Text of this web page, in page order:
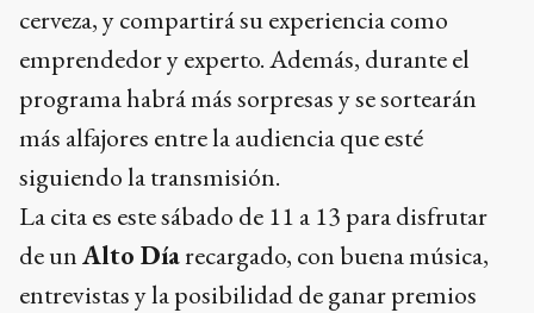
cerveza, y compartirá su experiencia como
emprendedor y experto. Además, durante el
programa habrá más sorpresas y se sortearán
más alfajores entre la audiencia que esté
siguiendo la transmisión.
La cita es este sábado de 11 a 13 para disfrutar
de unAlto Díarecargado, con buena música,
entrevistas y la posibilidad de ganar premios